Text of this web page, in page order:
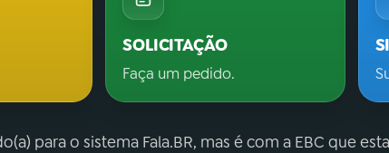
SOLICITAÇÃO
Faça um pedido.
para o sistema Fala.BR, mas é com a EBC que